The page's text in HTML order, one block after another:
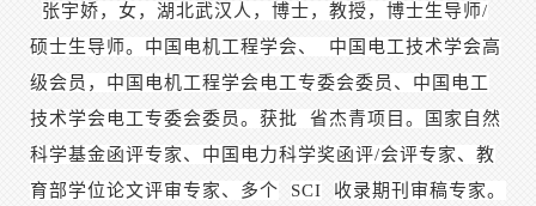
张宇娇，女，湖北武汉人，博士，教授，博士生导师/
硕士生导师。中国电机工程学会、
中国电工技术学会高
级会员，中国电机工程学会电工专委会委员、中国电工
技术学会电工专委会委员。获批
省杰青项目。
国家自然
科学基金函评专家、中国电力科学奖函评/会评专家、教
育部学位论文评审专家、多个
SCI
收录期刊审稿专家。